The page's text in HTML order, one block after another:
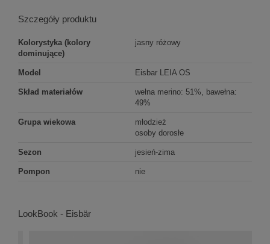
Szczegóły produktu
Kolorystyka (kolory
dominujące)
jasny różowy
Model Eisbar LEIA OS
Skład materiałów
wełna merino: 51%, bawełna:
49%
Grupa wiekowa
młodzież
osoby dorosłe
Sezon jesień-zima
Pompon nie
LookBook - Eisbär